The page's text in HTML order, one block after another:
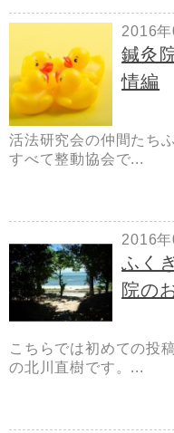
2016年
鍼灸
情編
活法研究会の仲間たち
すべて整動協会で...
2016年
ふく
院の
こちらでは初めての投
の北川直樹です。...